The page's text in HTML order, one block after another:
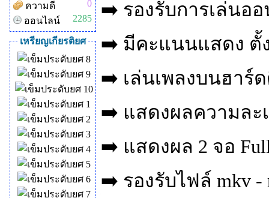
ความดี
0
ออนไลน์
2285
เหรียญเกียรติยศ
➡️ รองรับการเล่นอ
➡️ มีคะแนนแสดง ตั้
➡️ เล่นเพลงบนฮาร์
➡️ แสดงผลความละ
➡️ แสดงผล 2 จอ
➡️ รองรับไฟล์ mkv -